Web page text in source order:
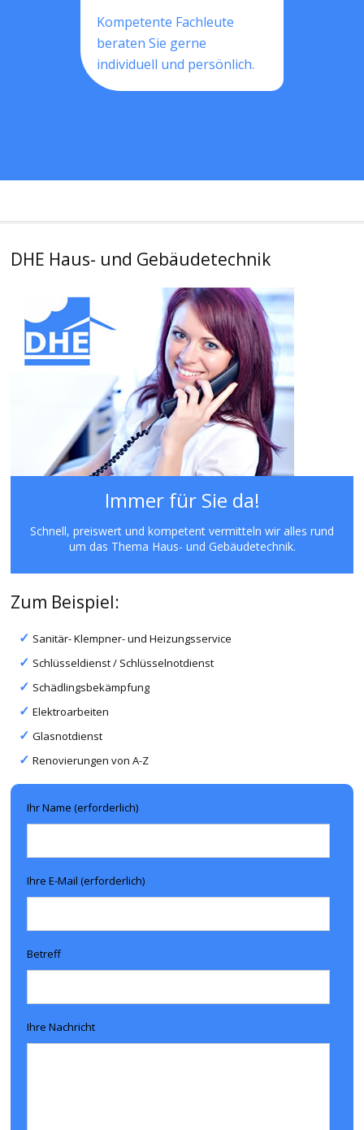
Kompetente Fachleute
beraten Sie gerne
individuell und persönlich.
DHE Haus- und Gebäudetechnik
Immer für Sie da!
Schnell, preiswert und kompetent vermitteln wir alles rund
um das Thema Haus- und Gebäudetechnik.
Zum Beispiel:
Sanitär- Klempner- und Heizungsservice
Schlüsseldienst / Schlüsselnotdienst
Schädlingsbekämpfung
Elektroarbeiten
Glasnotdienst
Renovierungen von A-Z
Ihr Name (erforderlich)
Ihre E-Mail (erforderlich)
Betreff
Ihre Nachricht